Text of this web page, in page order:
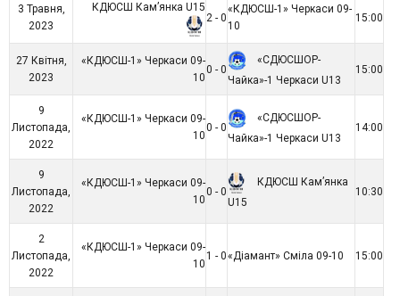
3 Травня,
2023
КДЮСШ Кам’янка U15
2 - 0
«КДЮСШ-1» Черкаси 09-
10
15:00
27 Квітня,
2023
«КДЮСШ-1» Черкаси 09-
10
0 - 0
«СДЮСШОР-
Чайка»-1 Черкаси U13
15:00
9
Листопада,
2022
«КДЮСШ-1» Черкаси 09-
10
0 - 0
«СДЮСШОР-
Чайка»-1 Черкаси U13
14:00
9
Листопада,
2022
«КДЮСШ-1» Черкаси 09-
10
0 - 0
КДЮСШ Кам’янка
U15
10:30
2
Листопада,
2022
«КДЮСШ-1» Черкаси 09-
10
1 - 0«Діамант» Сміла 09-10 15:00